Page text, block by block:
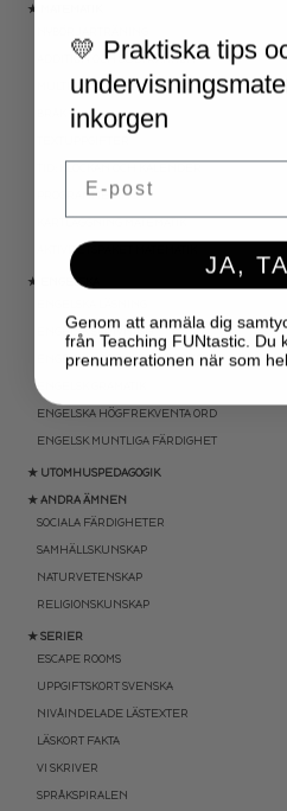
★ MATEMATIK
ADDITION OCH SUBTRAKTION
MULTIPLIKATION OCH DIVISION
PROGRAMMERING
KARTLÄGGNING MATEMATIK
AKTIVITETSPAKET MATEMATIK
★ ENGELSKA
ENGELSK SKRIVNING
ENGELSKA ORD- OCH BEGREPP
ENGELSK GRAMATIK
ENGELSKA HÖGFREKVENTA ORD
ENGELSK MUNTLIGA FÄRDIGHET
★ UTOMHUSPEDAGOGIK
★ ANDRA ÄMNEN
SOCIALA FÄRDIGHETER
SAMHÄLLSKUNSKAP
NATURVETENSKAP
RELIGIONSKUNSKAP
★ SERIER
ESCAPE ROOMS
UPPGIFTSKORT SVENSKA
NIVÅINDELADE LÄSTEXTER
LÄSKORT FAKTA
VI SKRIVER
SPRÅKSPIRALEN
💛 Praktiska tips
inkorgen
Email
JA,
Genom att anmäla dig
från Teaching FUNtastic. Du
prenumerationen när som